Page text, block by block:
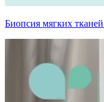
Биопсия мягких